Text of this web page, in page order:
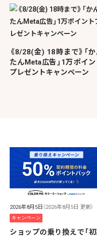
《8/28(金) 18時まで》「
たんMeta広告」1万ポイン
プレゼントキャンペーン
2026年8月5日 （2026年8月5日 更新）
キャンペーン
ショップの乗り換えで「初